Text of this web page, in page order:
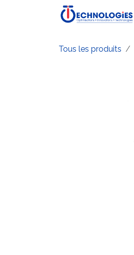
Se rendre au contenu
Tous les produits